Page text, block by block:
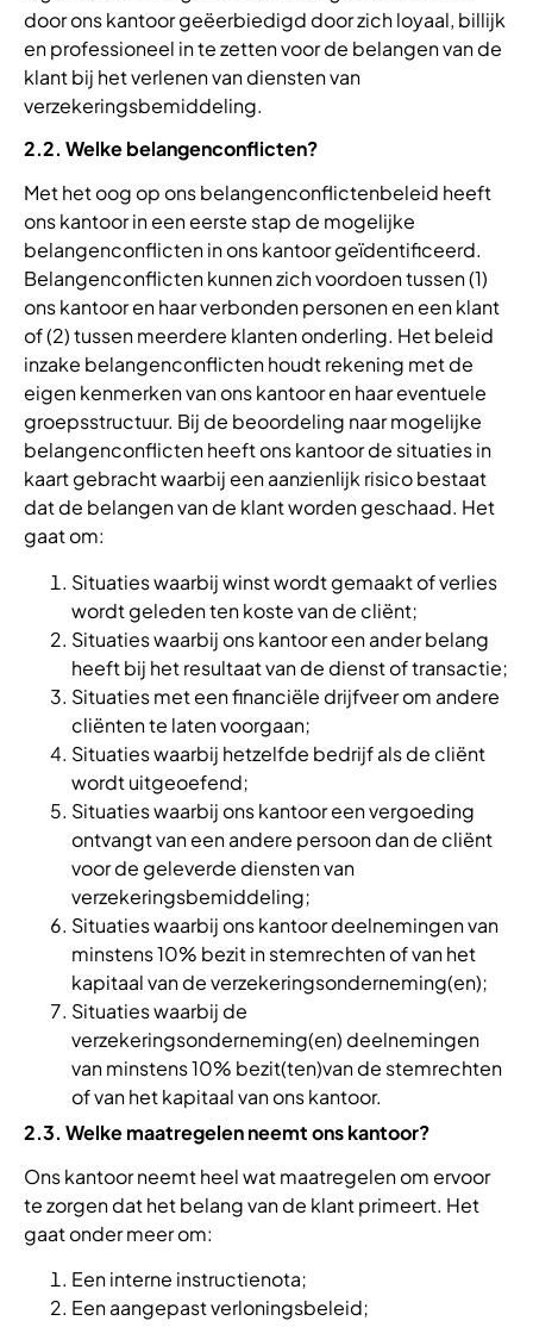
door ons kantoor geëerbiedigd door zich loyaal, billijk
en professioneel in te zetten voor de belangen van de
klant bij het verlenen van diensten van
verzekeringsbemiddeling.
2.2. Welke belangenconflicten?
Met het oog op ons belangenconflictenbeleid heeft
ons kantoor in een eerste stap de mogelijke
belangenconflicten in ons kantoor geïdentificeerd.
Belangenconflicten kunnen zich voordoen tussen (1)
ons kantoor en haar verbonden personen en een klant
of (2) tussen meerdere klanten onderling. Het beleid
inzake belangenconflicten houdt rekening met de
eigen kenmerken van ons kantoor en haar eventuele
groepsstructuur. Bij de beoordeling naar mogelijke
belangenconflicten heeft ons kantoor de situaties in
kaart gebracht waarbij een aanzienlijk risico bestaat
dat de belangen van de klant worden geschaad. Het
gaat om:
Situaties waarbij winst wordt gemaakt of verlies
wordt geleden ten koste van de cliënt;
Situaties waarbij ons kantoor een ander belang
heeft bij het resultaat van de dienst of transactie;
Situaties met een financiële drijfveer om andere
cliënten te laten voorgaan;
Situaties waarbij hetzelfde bedrijf als de cliënt
wordt uitgeoefend;
Situaties waarbij ons kantoor een vergoeding
ontvangt van een andere persoon dan de cliënt
voor de geleverde diensten van
verzekeringsbemiddeling;
Situaties waarbij ons kantoor deelnemingen van
minstens 10% bezit in stemrechten of van het
kapitaal van de verzekeringsonderneming(en);
Situaties waarbij de
verzekeringsonderneming(en) deelnemingen
van minstens 10% bezit(ten)van de stemrechten
of van het kapitaal van ons kantoor.
2.3. Welke maatregelen neemt ons kantoor?
Ons kantoor neemt heel wat maatregelen om ervoor
te zorgen dat het belang van de klant primeert. Het
gaat onder meer om:
Een interne instructienota;
Een aangepast verloningsbeleid;